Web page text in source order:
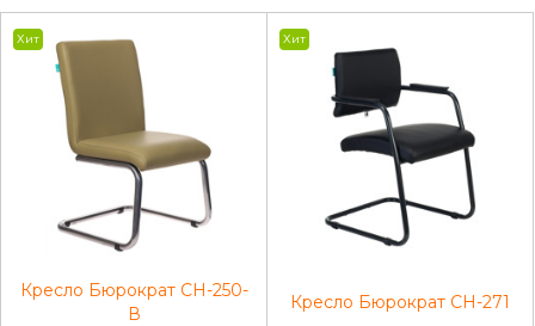
Хит
Кресло Бюрократ CH-250-
В
Хит
Кресло Бюрократ CH-271